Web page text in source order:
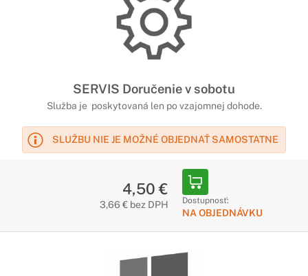
SERVIS Doručenie v sobotu
Služba je poskytovaná len po vzajomnej dohode.
SLUŽBU NIE JE MOŽNÉ OBJEDNAŤ SAMOSTATNE
4,50 €
3,66 € bez DPH Dostupnosť:
NA OBJEDNÁVKU